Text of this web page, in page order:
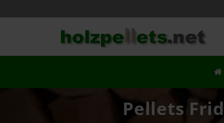
Pellets